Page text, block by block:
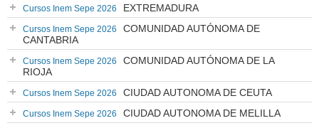
Cursos Inem Sepe 2026 EXTREMADURA
Cursos Inem Sepe 2026
COMUNIDAD AUTÓNOMA DE
CANTABRIA
Cursos Inem Sepe 2026
COMUNIDAD AUTÓNOMA DE LA
RIOJA
Cursos Inem Sepe 2026 CIUDAD AUTONOMA DE CEUTA
Cursos Inem Sepe 2026 CIUDAD AUTONOMA DE MELILLA